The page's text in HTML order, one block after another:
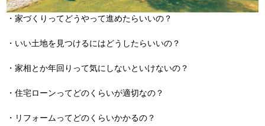
・家づくりってどうやって進めたらいいの？
・いい土地を見つけるにはどうしたらいいの？
・家相とか年回りって気にしないといけないの？
・住宅ローンってどのくらいが適切なの？
・リフォームってどのくらいかかるの？